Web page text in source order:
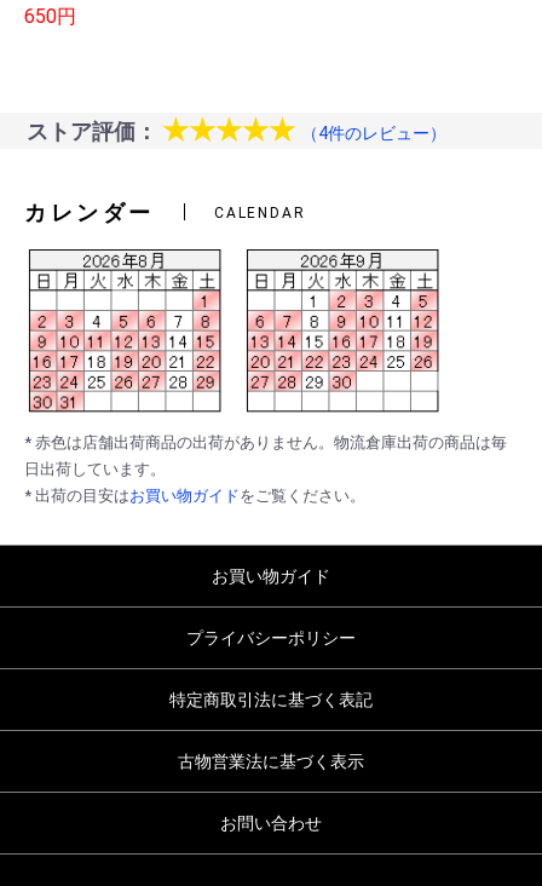
650円
ストア評価： ★★★★★ （4件のレビュー）
カレンダー CALENDAR
* 赤色は店舗出荷商品の出荷がありません。物流倉庫出荷の商品は毎
日出荷しています。
* 出荷の目安はお買い物ガイドをご覧ください。
お買い物ガイド
プライバシーポリシー
特定商取引法に基づく表記
古物営業法に基づく表示
お問い合わせ